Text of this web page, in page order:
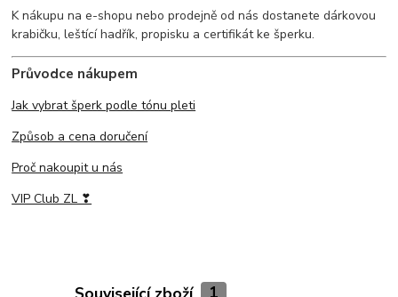
K nákupu na e-shopu nebo prodejně od nás dostanete dárkovou
krabičku, leštící hadřík, propisku a certifikát ke šperku.
Průvodce nákupem
Jak vybrat šperk podle tónu pleti
Způsob a cena doručení
Proč nakoupit u nás
VIP Club ZL ❣